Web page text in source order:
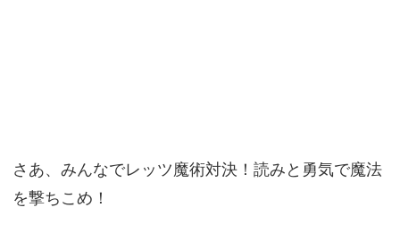
さあ、みんなでレッツ魔術対決！読みと勇気で魔法
を撃ちこめ！